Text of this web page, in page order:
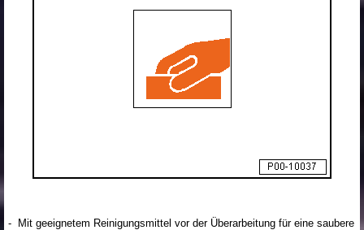
- Mit geeignetem Reinigungsmittel vor der Überarbeitung für eine saubere